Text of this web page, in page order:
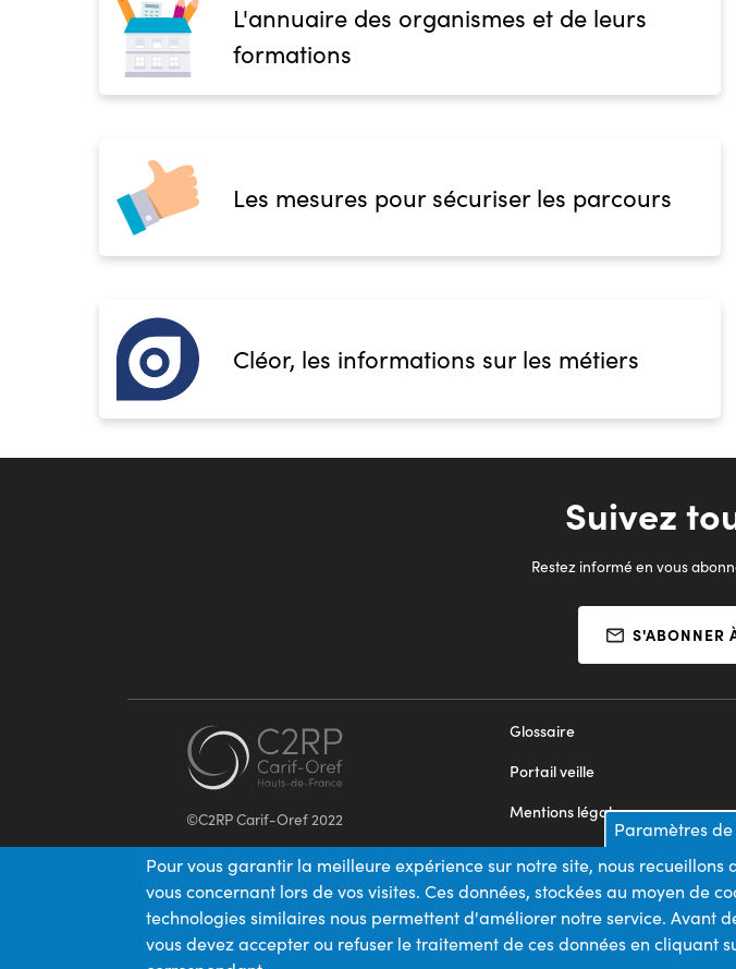
L'annuaire des organismes et de leurs
formations
Les mesures pour sécuriser les parcours
Cléor, les informations sur les métiers
Suivez
Restez informé en vous
S'ABONNER
©C2RP Carif-Oref 2022
Glossaire
Portail veille
Mentions légales
Appels d'offres
Plan du site
Paramètres
Pour vous garantir la meilleure expérience sur notre site, nous recueillons
vous concernant lors de vos visites. Ces données, stockées au moyen de
technologies similaires nous permettent d'améliorer notre service. Avant
vous devez accepter ou refuser le traitement de ces données en cliquant